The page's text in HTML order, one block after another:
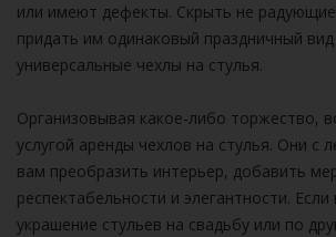
или имеют дефекты. Скрыть не радующие
придать им одинаковый праздничный
универсальные чехлы на стулья.
Организовывая какое-либо торжество,
услугой аренды чехлов на стулья. Они с
вам преобразить интерьер, добавить
респектабельности и элегантности.
украшение стульев на свадьбу или по